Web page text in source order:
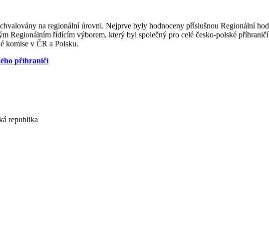
na regionální úrovni. Nejprve byly hodnoceny příslušnou Regionální
Regionálním řídícím výborem, který byl společný pro celé česko-polské
komise v ČR a Polsku.
příhraničí
republika